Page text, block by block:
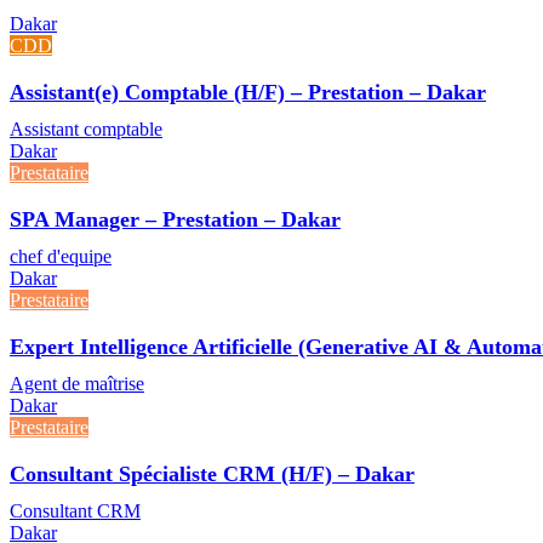
Dakar
CDD
Assistant(e) Comptable (H/F) – Prestation – Dakar
Assistant comptable
Dakar
Prestataire
SPA Manager – Prestation – Dakar
chef d'equipe
Dakar
Prestataire
Expert Intelligence Artificielle (Generative AI &
Agent de maîtrise
Dakar
Prestataire
Consultant Spécialiste CRM (H/F) – Dakar
Consultant CRM
Dakar